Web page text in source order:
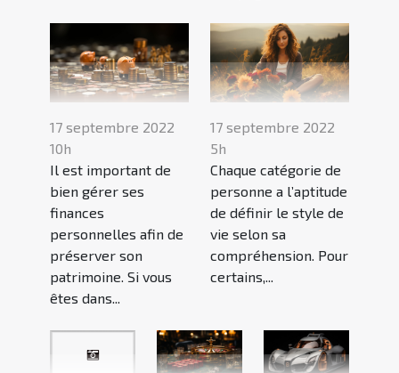
17 septembre 2022
10h
Il est important de
bien gérer ses
finances
personnelles afin de
préserver son
patrimoine. Si vous
êtes dans...
17 septembre 2022
5h
Chaque catégorie de
personne a l’aptitude
de définir le style de
vie selon sa
compréhension. Pour
certains,...